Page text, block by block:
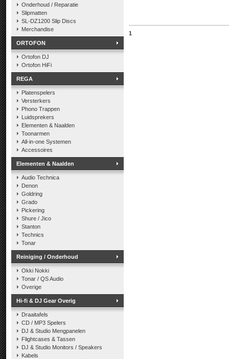
Onderhoud / Reparatie
Slipmatten
SL-DZ1200 Slip Discs
Merchandise
ORTOFON
Ortofon DJ
Ortofon HiFi
REGA
Platenspelers
Versterkers
Phono Trappen
Luidsprekers
Elementen & Naalden
Toonarmen
All-in-one Systemen
Accessoires
Elementen & Naalden
Audio Technica
Denon
Goldring
Grado
Pickering
Shure / Jico
Stanton
Technics
Tonar
Reiniging / Onderhoud
Okki Nokki
Tonar / QS Audio
Overige
Hi-fi & DJ Gear Overig
Draaitafels
CD / MP3 Spelers
DJ & Studio Mengpanelen
Flightcases & Tassen
DJ & Studio Monitors / Speakers
Kabels
1